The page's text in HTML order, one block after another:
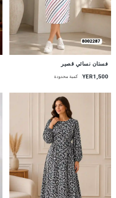
فستان نسائي قصير
YER1,500 كمية محدودة